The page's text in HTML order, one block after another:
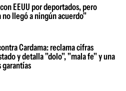
EEUU por deportados, pero
llegó a ningún acuerdo"
Cardama: reclama cifras
y detalla "dolo", "mala fe" y una